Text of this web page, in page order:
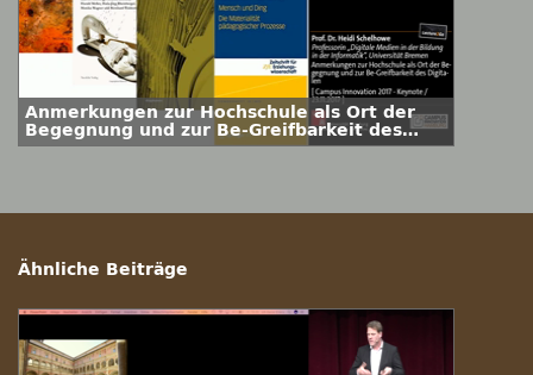
Anmerkungen zur Hochschule als Ort der
Begegnung und zur Be-Greifbarkeit des
Digitalen
Ähnliche Beiträge